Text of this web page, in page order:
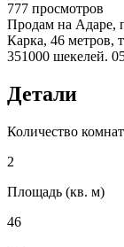
777 просмотров
Продам на Адаре,
Карка, 46 метров,
351000 шекелей.
Детали
Количество комнат
2
Площадь (кв. м)
46